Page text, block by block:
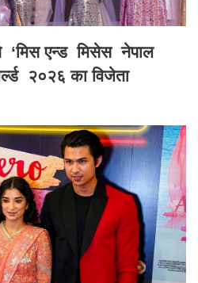
‘मिस एन्ड मिसेस नेपाल
२०२६ का विजेता